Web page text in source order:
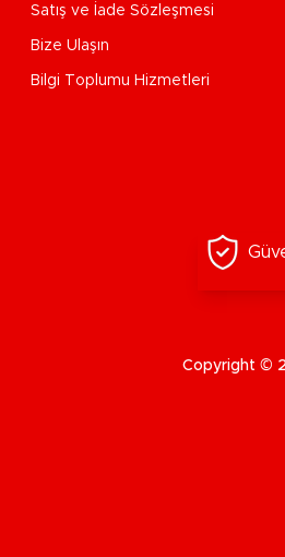
Satış ve İade Sözleşmesi
Bize Ulaşın
Bilgi Toplumu Hizmetleri
Copyright ©